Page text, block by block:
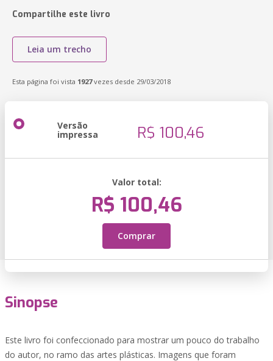
Compartilhe este livro
Leia um trecho
Esta página foi vista 1927vezes desde 29/03/2018
Versão
impressa R$ 100,46
Valor total:
R$ 100,46
Comprar
Sinopse
Este livro foi confeccionado para mostrar um pouco do trabalho
do autor, no ramo das artes plásticas. Imagens que foram